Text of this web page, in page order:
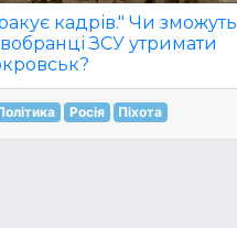
кадрів." Чи зможуть
ЗСУ утримати
Росія Піхота